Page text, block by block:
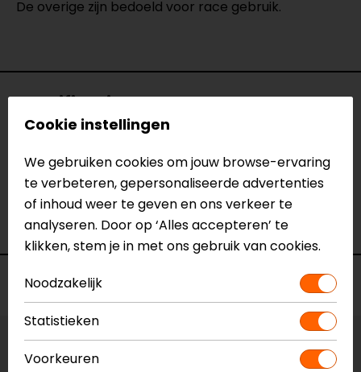
De overige zijn bedoeld voor race gebruik.
Specificaties
Speed-R
Model
133439
Merk
Shark
Kleur
Helder Pinlock ready
Voorraad
Vestiging Apeldoorn
Cookie instellingen
We gebruiken cookies om jouw browse-ervaring
te verbeteren, gepersonaliseerde advertenties
of inhoud weer te geven en ons verkeer te
analyseren. Door op ‘Alles accepteren’ te
klikken, stem je in met ons gebruik van cookies.
Noodzakelijk
Statistieken
Voorkeuren